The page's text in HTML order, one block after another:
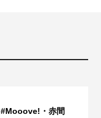
#Mooove!・赤間